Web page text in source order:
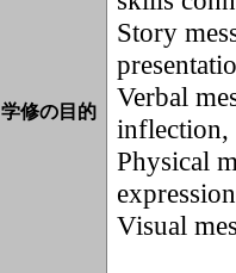
学修の目的
Story
Verbal
inflection,
Physical
Visual